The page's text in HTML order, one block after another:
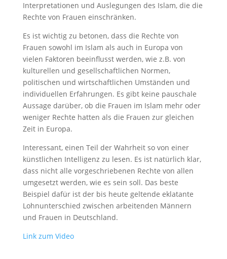
Interpretationen und Auslegungen des Islam, die die
Rechte von Frauen einschränken.
Es ist wichtig zu betonen, dass die Rechte von
Frauen sowohl im Islam als auch in Europa von
vielen Faktoren beeinflusst werden, wie z.B. von
kulturellen und gesellschaftlichen Normen,
politischen und wirtschaftlichen Umständen und
individuellen Erfahrungen. Es gibt keine pauschale
Aussage darüber, ob die Frauen im Islam mehr oder
weniger Rechte hatten als die Frauen zur gleichen
Zeit in Europa.
Interessant, einen Teil der Wahrheit so von einer
künstlichen Intelligenz zu lesen. Es ist natürlich klar,
dass nicht alle vorgeschriebenen Rechte von allen
umgesetzt werden, wie es sein soll. Das beste
Beispiel dafür ist der bis heute geltende eklatante
Lohnunterschied zwischen arbeitenden Männern
und Frauen in Deutschland.
Link zum Video